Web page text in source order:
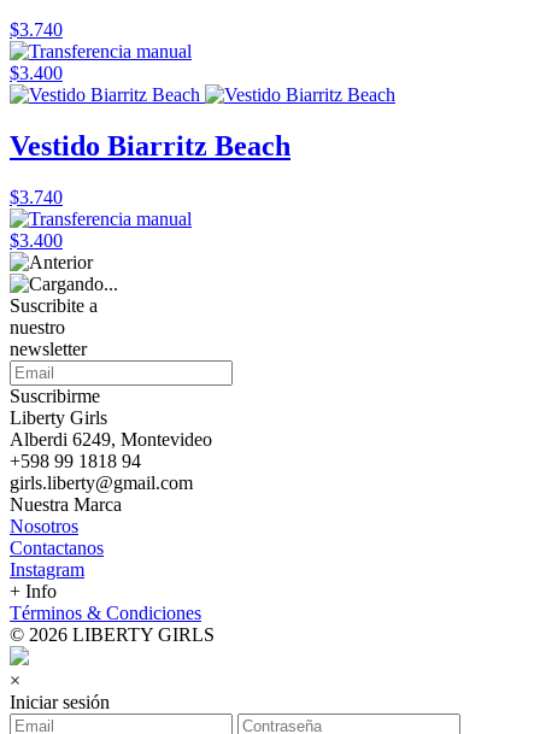
$3.740
$3.400
Vestido Biarritz Beach
$3.740
$3.400
Suscribite a
nuestro
newsletter
Suscribirme
Liberty Girls
Alberdi 6249, Montevideo
+598 99 1818 94
girls.liberty@gmail.com
Nuestra Marca
Nosotros
Contactanos
Instagram
+ Info
Términos & Condiciones
© 2026 LIBERTY GIRLS
×
Iniciar sesión